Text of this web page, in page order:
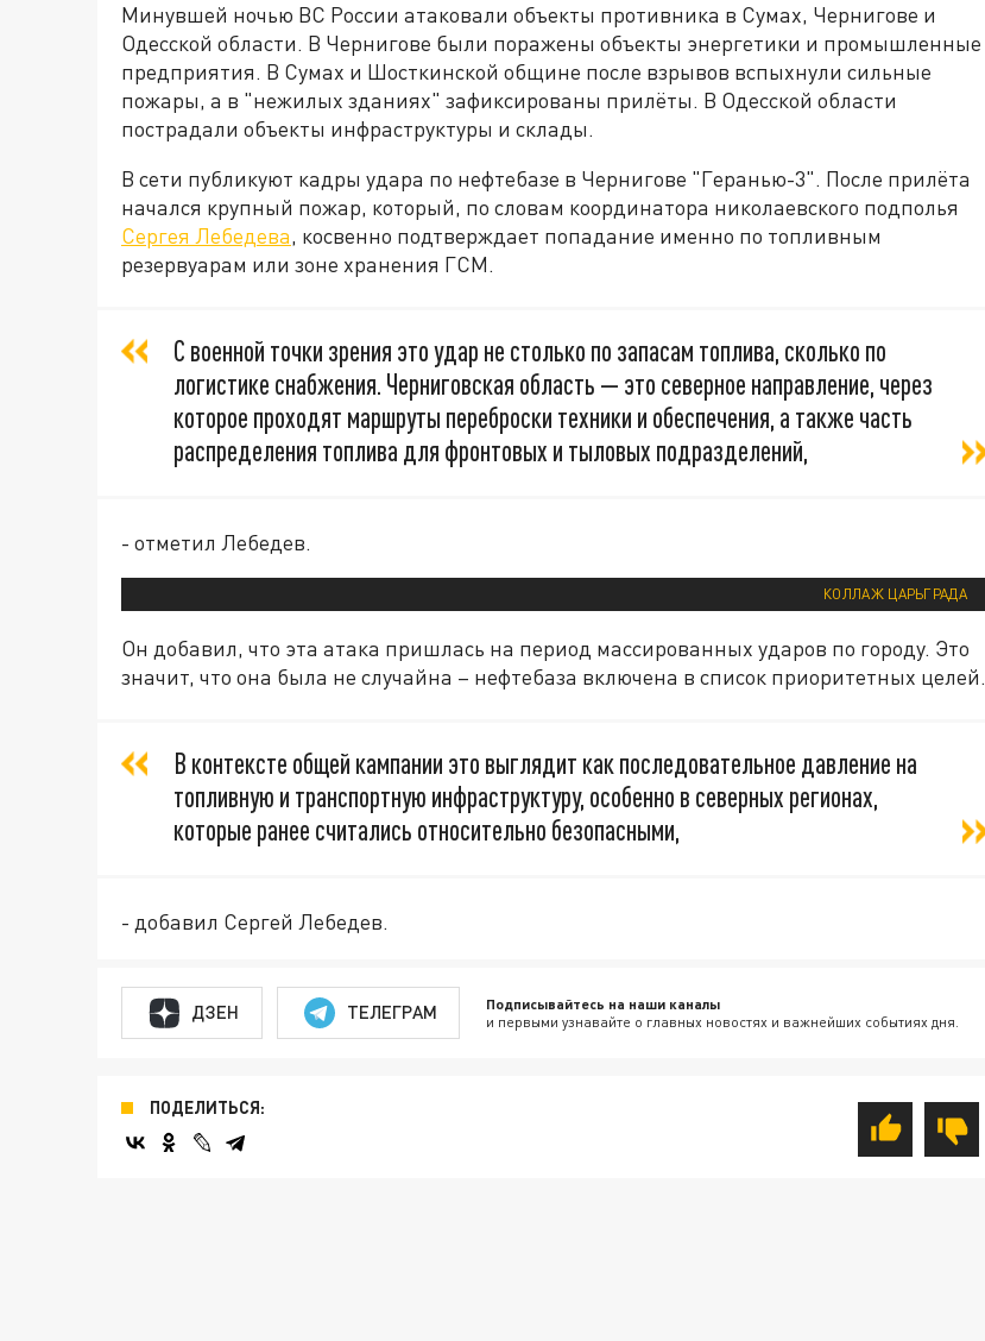
Минувшей ночью ВС России атаковали объекты противника в Сумах, Чернигове и
Одесской области. В Чернигове были поражены объекты энергетики и промышленные
предприятия. В Сумах и Шосткинской общине после взрывов вспыхнули сильные
пожары, а в "нежилых зданиях" зафиксированы прилёты. В Одесской области
пострадали объекты инфраструктуры и склады.
В сети публикуют кадры удара по нефтебазе в Чернигове "Геранью-3". После прилёта
начался крупный пожар, который, по словам координатора николаевского подполья
Сергея Лебедева, косвенно подтверждает попадание именно по топливным
резервуарам или зоне хранения ГСМ.
С военной точки зрения это удар не столько по запасам топлива, сколько по
логистике снабжения. Черниговская область — это северное направление, через
которое проходят маршруты переброски техники и обеспечения, а также часть
распределения топлива для фронтовых и тыловых подразделений,
- отметил Лебедев.
КОЛЛАЖ ЦАРЬГРАДА
Он добавил, что эта атака пришлась на период массированных ударов по городу. Это
значит, что она была не случайна – нефтебаза включена в список приоритетных целей.
В контексте общей кампании это выглядит как последовательное давление на
топливную и транспортную инфраструктуру, особенно в северных регионах,
которые ранее считались относительно безопасными,
- добавил Сергей Лебедев.
ДЗЕН ТЕЛЕГРАМ Подписывайтесь на наши каналы
и первыми узнавайте о главных новостях и важнейших событиях дня.
ПОДЕЛИТЬСЯ: